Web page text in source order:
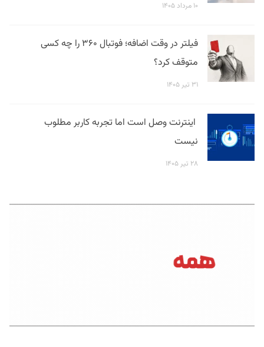
۱۰ مرداد ۱۴۰۵
فیلتر در وقت اضافه؛ فوتبال ۳۶۰ را چه کسی
متوقف کرد؟
۳۱ تیر ۱۴۰۵
اینترنت وصل است اما تجربه کاربر مطلوب
نیست
۲۸ تیر ۱۴۰۵